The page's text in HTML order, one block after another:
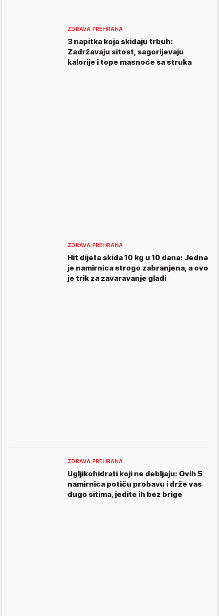
ZDRAVA PREHRANA
3 napitka koja skidaju trbuh:
Zadržavaju sitost, sagorijevaju
kalorije i tope masnoće sa struka
ZDRAVA PREHRANA
Hit dijeta skida 10 kg u 10 dana: Jedna
je namirnica strogo zabranjena, a ovo
je trik za zavaravanje gladi
ZDRAVA PREHRANA
Ugljikohidrati koji ne debljaju: Ovih 5
namirnica potiču probavu i drže vas
dugo sitima, jedite ih bez brige